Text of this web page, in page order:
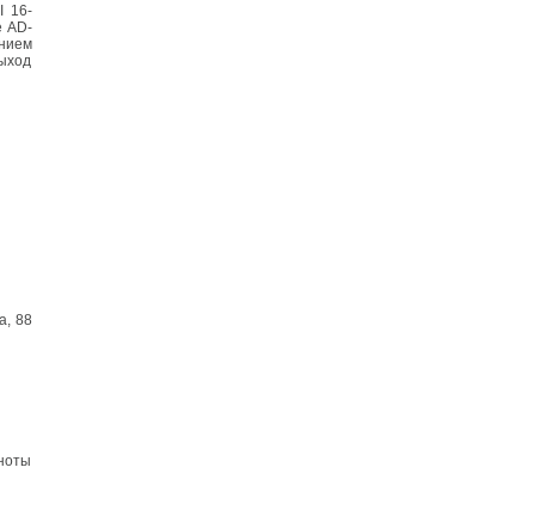
16-
AD-
88